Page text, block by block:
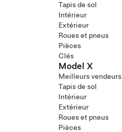
Tapis de sol
Intérieur
Extérieur
Roues et pneus
Pièces
Clés
Model X
Meilleurs vendeurs
Tapis de sol
Intérieur
Extérieur
Roues et pneus
Pièces